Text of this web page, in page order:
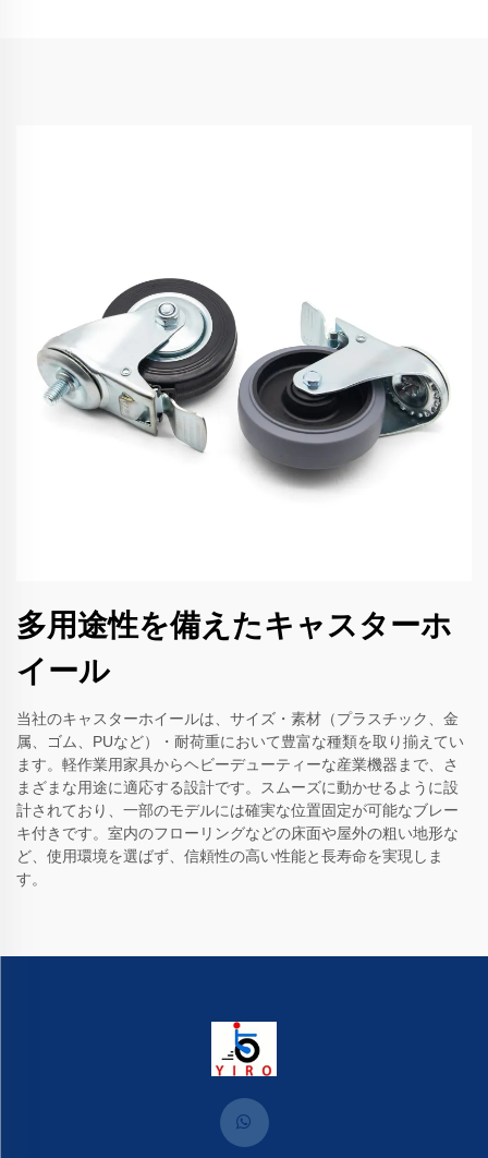
多用途性を備えたキャスターホ
イール
当社のキャスターホイールは、サイズ・素材（プラスチック、金
属、ゴム、PUなど）・耐荷重において豊富な種類を取り揃えてい
ます。軽作業用家具からヘビーデューティーな産業機器まで、さ
まざまな用途に適応する設計です。スムーズに動かせるように設
計されており、一部のモデルには確実な位置固定が可能なブレー
キ付きです。室内のフローリングなどの床面や屋外の粗い地形な
ど、使用環境を選ばず、信頼性の高い性能と長寿命を実現しま
す。